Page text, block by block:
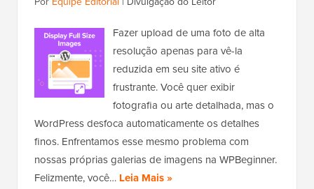
Fazer upload de uma foto de alta
resolução apenas para vê-la
reduzida em seu site ativo é
frustrante. Você quer exibir
fotografia ou arte detalhada, mas o
WordPress desfoca automaticamente os detalhes
finos. Enfrentamos esse mesmo problema com
nossas próprias galerias de imagens na WPBeginner.
Felizmente, você… Leia Mais »